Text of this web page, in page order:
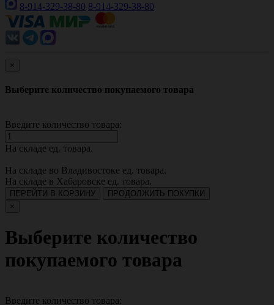
8-914-329-38-80 8-914-329-38-80
×
Выберите количество покупаемого товара
Введите количество товара:
На складе ед. товара.
На складе во Владивостоке ед. товара.
На складе в Хабаровске ед. товара.
ПЕРЕЙТИ В КОРЗИНУ
ПРОДОЛЖИТЬ ПОКУПКИ
×
Выберите количество
покупаемого товара
Введите количество товара: